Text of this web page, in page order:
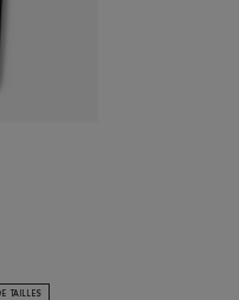
TAILLES